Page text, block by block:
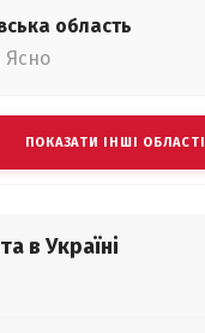
область
Ясно
ПОКАЗАТИ ІНШІ ОБЛАСТІ
в Україні